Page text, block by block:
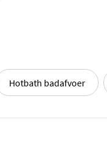
Hotbath badafvoer